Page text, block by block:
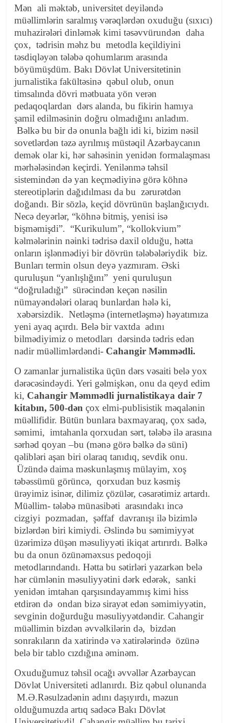
Mən ali məktəb, universitet deyiləndə
müəllimlərin saralmış vərəqlərdən oxuduğu (sıxıcı)
muhazirələri dinləmək kimi təsəvvürundən daha
çox, tədrisin məhz bu metodla keçildiyini
təsdiqləyən tələbə qohumlarım arasında
böyümüşdüm. Bakı Dövlət Universitetinin
jurnalistika fakültəsinə qəbul olub, onun
timsalında dövri mətbuata yön verən
pedaqoqlardan dərs alanda, bu fikirin hamıya
şamil edilməsinin doğru olmadığını anladım.
Bəlkə bu bir də onunla bağlı idi ki, bizim nəsil
sovetlərdən təzə ayrılmış müstəqil Azərbaycanın
demək olar ki, hər sahəsinin yenidən formalaşması
mərhələsindən keçirdi. Yenilənmə təhsil
sistemindən də yan keçmədiyinə görə köhnə
stereotiplərin dağıdılması da bu zərurətdən
doğandı. Bir sözlə, keçid dövrünün başlanğıcıydı.
Necə deyərlər, “köhnə bitmiş, yenisi isə
bişməmişdi”. “Kurikulum”, “kollokvium”
kəlmələrinin nəinki tədrisə daxil olduğu, hətta
onların işlənmədiyi bir dövrün tələbələriydik biz.
Bunları termin olsun deyə yazmıram. Əski
quruluşun “yanlışlığını” yeni quruluşun
“doğruladığı” sürəcindən keçən nəsilin
nümayəndələri olaraq bunlardan hələ ki,
xəbərsizdik. Netləşmə (internetləşmə) həyatımıza
yeni ayaq açırdı. Belə bir vaxtda adını
bilmədiyimiz o metodları dərsində tədris edən
nadir müəllimlərdəndi- Cahangir Məmmədli.
O zamanlar jurnalistika üçün dərs vəsaiti belə yox
dərəcəsindəydi. Yeri gəlmişkən, onu da qeyd edim
ki, Cahangir Məmmədli jurnalistikaya dair 7
kitabın, 500-dənçox elmi-publisistik məqalənin
müəllifidir. Bütün bunlara baxmayaraq, çox sadə,
səmimi, imtahanla qorxudan sərt, tələbə ilə arasına
sərhəd qoyan –bu (mənə görə bəlkə də süni)
qəlibləri aşan biri olaraq tanıdıq, sevdik onu.
Üzündə daima məskunlaşmış mülayim, xoş
təbəssümü görüncə, qorxudan buz kəsmiş
ürəyimiz isinər, dilimiz çözülər, cəsarətimiz artardı.
Müəllim- tələbə münasibəti arasındakı incə
cizgiyi pozmadan, şəffaf davranışı ilə bizimlə
bizlərdən biri kimiydi. Əslində bu səmimiyyət
üzərimizə düşən məsuliyyəti ikiqat artırırdı. Bəlkə
bu da onun özünəməxsus pedoqoji
metodlarındandı. Hətta bu sətirləri yazarkən belə
hər cümlənin məsuliyyətini dərk edərək, sanki
yenidən imtahan qarşısındayammış kimi hiss
etdirən də ondan bizə sirayət edən səmimiyyətin,
sevginin doğurduğu məsuliyyətdəndir. Cahangir
müəllimin bizdən əvvəlkilərin də, bizdən
sonrakıların da xatirində və xatirələrində özünə
belə bir tablo cızdığına əminəm.
Oxuduğumuz təhsil ocağı əvvəllər Azərbaycan
Dövlət Universiteti adlanırdı. Biz qəbul olunanda
M.Ə.Rəsulzadənin adını daşıyırdı, məzun
olduğumuzda artıq sadəcə Bakı Dövlət